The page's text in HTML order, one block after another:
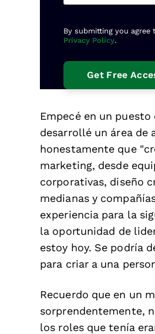
By submitting you agree
Privacy Policy.
Empecé en un
desarrollé un área de
honestamente que
marketing, desde
corporativas, diseño
medianas y
experiencia para la
la oportunidad de
estoy hoy. Se podría
para criar a una
Recuerdo que en un
sorprendentemente,
los roles que tenía